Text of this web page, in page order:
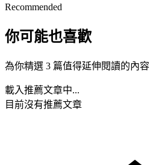
Recommended
你可能也喜歡
為你精選 3 篇值得延伸閱讀的內容
載入推薦文章中...
目前沒有推薦文章